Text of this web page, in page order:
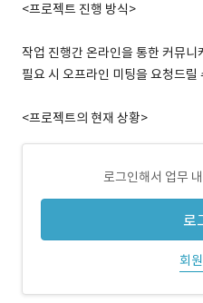
<프로젝트 진행 방식>
작업 진행간 온라인을 통한 커뮤니
필요 시 오프라인 미팅을 요청드릴
<프로젝트의 현재 상황>
로그인해서 업무
로
회